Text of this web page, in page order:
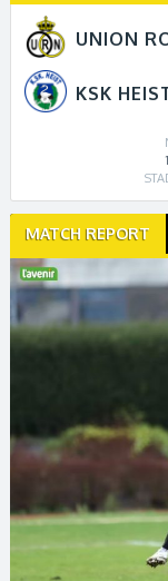
KSK
MATCH REPORT
Match
navigation